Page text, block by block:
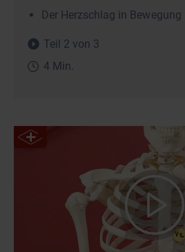
Der Herzschlag in Bewegung
Teil 2 von 3
4 Min.